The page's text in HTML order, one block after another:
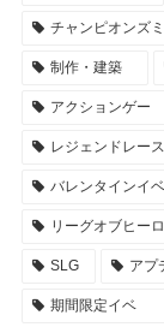
チャンピオンズ
制作・建築
アクションゲー
レジェンドレース
バレンタインイベ
リーグオブヒー
SLG アプ
期間限定イベ